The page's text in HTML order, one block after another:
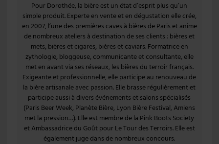
Pour Dorothée, la bière est un état d’esprit plus qu’un
simple produit. Experte en vente et en dégustation elle crée,
en 2007, l’une des premières caves à bières de Paris et anime
de nombreux ateliers à destination de ses clients : bières et
mets, bières et cigares, bières et caviars. Formatrice en
zythologie, bloggeuse, communicante et consultante, elle
met en avant via ses réseaux, les bières du terroir français.
Exigeante et professionnelle, elle participe au renouveau de
la bière artisanale avec passion. Elle brasse régulièrement et
participe aussi à divers événements et salons spécialisés
(Paris Beer Week, Planète Bière, Lyon Bière Festival, Amiens
met la pression…). Elle est membre de la Pink Boots Society
et Ambassadrice du Goût pour Le Tour des Terroirs. Elle est
également juge dans de nombreux concours.